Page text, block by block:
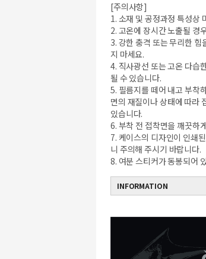
[주의사항]
1. 소재 및 공정과정 특성상
2. 고온에 장시간 노출될 경
3. 강한 충격 또는 무리한
지 마세요.
4. 직사광선 또는 고온 다습
될 수 있습니다.
5. 필름지를 떼어 내고 부착
면의 재질이나 상태에 따라
있습니다.
6. 부착 전 접착면을 깨끗하
7. 케이스의 디자인이 인쇄
니 주의해 주시기 바랍니다.
8. 여분 스티커가 동봉되어
INFORMATION